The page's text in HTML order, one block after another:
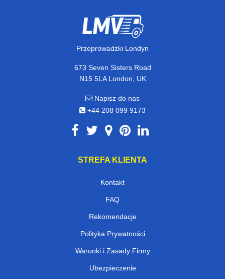
Przeprowadzki Londyn
673 Seven Sisters Road
N15 5LA London, UK
Napisz do nas
+44 208 099 9173
STREFA KLIENTA
Kontakt
FAQ
Rekomendacje
Polityka Prywatności
Warunki i Zasady Firmy
Ubezpieczenie